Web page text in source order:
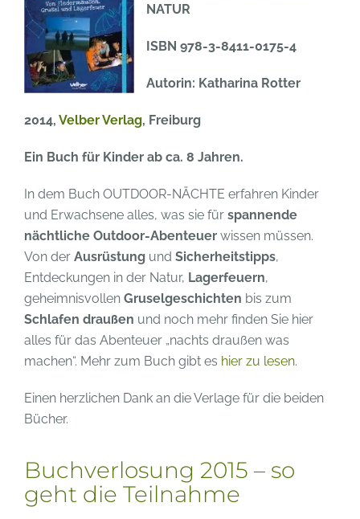
NATUR
ISBN 978-3-8411-0175-4
Autorin: Katharina Rotter
2014, Velber Verlag, Freiburg
Ein Buch für Kinder ab ca. 8 Jahren.
In dem Buch OUTDOOR-NÄCHTE erfahren Kinder
und Erwachsene alles, was sie für spannende
nächtliche Outdoor-Abenteuer wissen müssen.
Von der Ausrüstung und Sicherheitstipps,
Entdeckungen in der Natur, Lagerfeuern,
geheimnisvollen Gruselgeschichten bis zum
Schlafen draußen und noch mehr finden Sie hier
alles für das Abenteuer „nachts draußen was
machen“. Mehr zum Buch gibt es hier zu lesen.
Einen herzlichen Dank an die Verlage für die beiden
Bücher.
Buchverlosung 2015 – so
geht die Teilnahme